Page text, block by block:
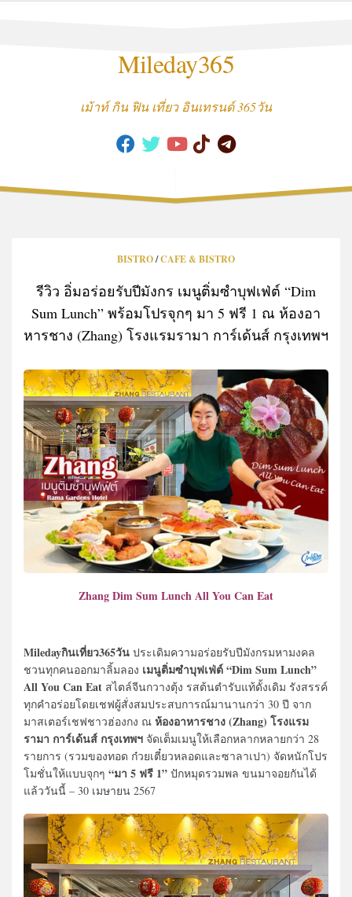
Mileday365
เม้าท์ กิน ฟิน เที่ยว อินเทรนด์ 365วัน
BISTRO/CAFE & BISTRO
รีวิว อิ่มอร่อยรับปีมังกร เมนูติ่มซำบุฟเฟ่ต์ “Dim
Sum Lunch” พร้อมโปรจุกๆ มา 5 ฟรี 1 ณ ห้องอา
หารชาง (Zhang) โรงแรมรามา การ์เด้นส์ กรุงเทพฯ
Zhang Dim Sum Lunch All You Can Eat
Miledayกินเที่ยว365วัน ประเดิมความอร่อยรับปีมังกรมหามงคล
ชวนทุกคนออกมาลิ้มลอง เมนูติ่มซำบุฟเฟ่ต์ “Dim Sum Lunch”
All You Can Eat สไตล์จีนกวางตุ้ง รสต้นตำรับแท้ดั้งเดิม รังสรรค์
ทุกคำอร่อยโดยเชฟผู้สั่งสมประสบการณ์มานานกว่า 30 ปี จาก
มาสเตอร์เชฟชาวฮ่องกง ณ ห้องอาหารชาง (Zhang) โรงแรม
รามา การ์เด้นส์ กรุงเทพฯ จัดเต็มเมนูให้เลือกหลากหลายกว่า 28
รายการ (รวมของทอด ก๋วยเตี๋ยวหลอดและซาลาเปา) จัดหนักโปร
โมชั่นให้แบบจุกๆ “มา 5 ฟรี 1” ปักหมุดรวมพล ขนมาจอยกันได้
แล้ววันนี้ – 30 เมษายน 2567